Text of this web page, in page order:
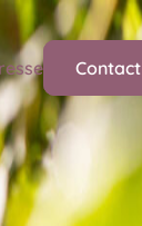
Contact